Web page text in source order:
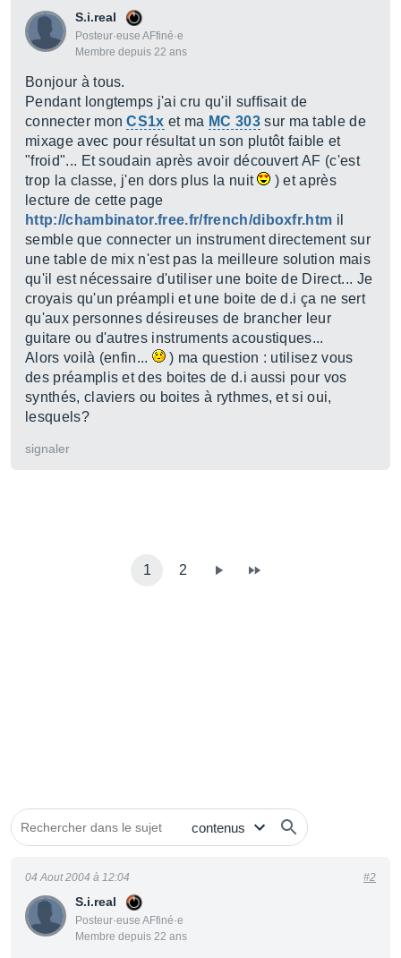
S.i.real
Posteur·euse AFfiné·e
Membre depuis 22 ans
Bonjour à tous.
Pendant longtemps j'ai cru qu'il suffisait de
connecter monCS1x et ma MC 303sur ma table de
mixage avec pour résultat un son plutôt faible et
"froid"... Et soudain après avoir découvert AF (c'est
trop la classe, j'en dors plus la nuit
) et après
lecture de cette page
http://chambinator.free.fr/french/diboxfr.htm il
semble que connecter un instrument directement sur
une table de mix n'est pas la meilleure solution mais
qu'il est nécessaire d'utiliser une boite de Direct... Je
croyais qu'un préampli et une boite de d.i ça ne sert
qu'aux personnes désireuses de brancher leur
guitare ou d'autres instruments acoustiques...
Alors voilà (enfin...
) ma question : utilisez vous
des préamplis et des boites de d.i aussi pour vos
synthés, claviers ou boites à rythmes, et si oui,
lesquels?
signaler
1 2
S.i.real
Posteur·euse AFfiné·e
Membre depuis 22 ans
04 Aout 2004 à 12:04 #2